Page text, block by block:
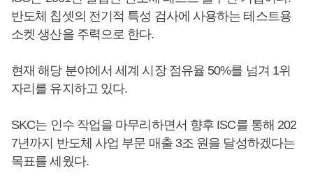
반도체 칩셋의 전기적 특성 검사에 사용하는 테스트용
소켓 생산을 주력으로 한다.
현재 해당 분야에서 세계 시장 점유율 50%를 넘겨 1위
자리를 유지하고 있다.
SKC는 인수 작업을 마무리하면서 향후 ISC를 통해 202
7년까지 반도체 사업 부문 매출 3조 원을 달성하겠다는
목표를 세웠다.